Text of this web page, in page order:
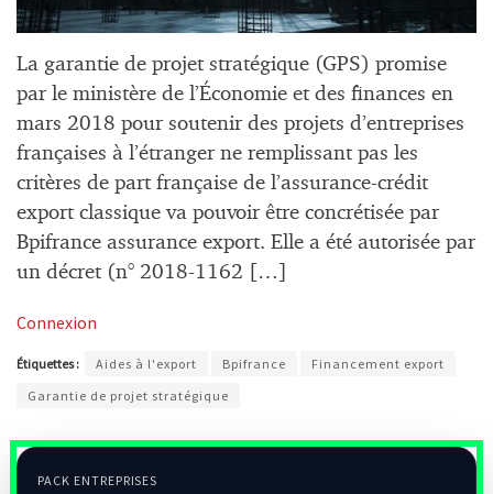
La garantie de projet stratégique (GPS) promise
par le ministère de l’Économie et des finances en
mars 2018 pour soutenir des projets d’entreprises
françaises à l’étranger ne remplissant pas les
critères de part française de l’assurance-crédit
export classique va pouvoir être concrétisée par
Bpifrance assurance export. Elle a été autorisée par
un décret (n° 2018-1162 […]
Connexion
Étiquettes : Aides à l'export Bpifrance
Financement export
Garantie de projet stratégique
PACK ENTREPRISES